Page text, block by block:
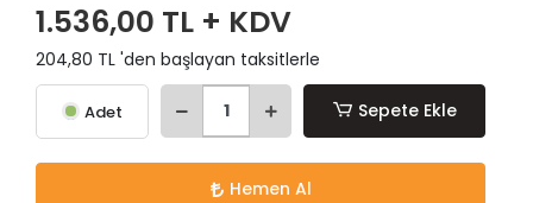
1.536,00 TL + KDV
204,80 TL 'den başlayan taksitlerle
Adet Sepete Ekle
Hemen Al